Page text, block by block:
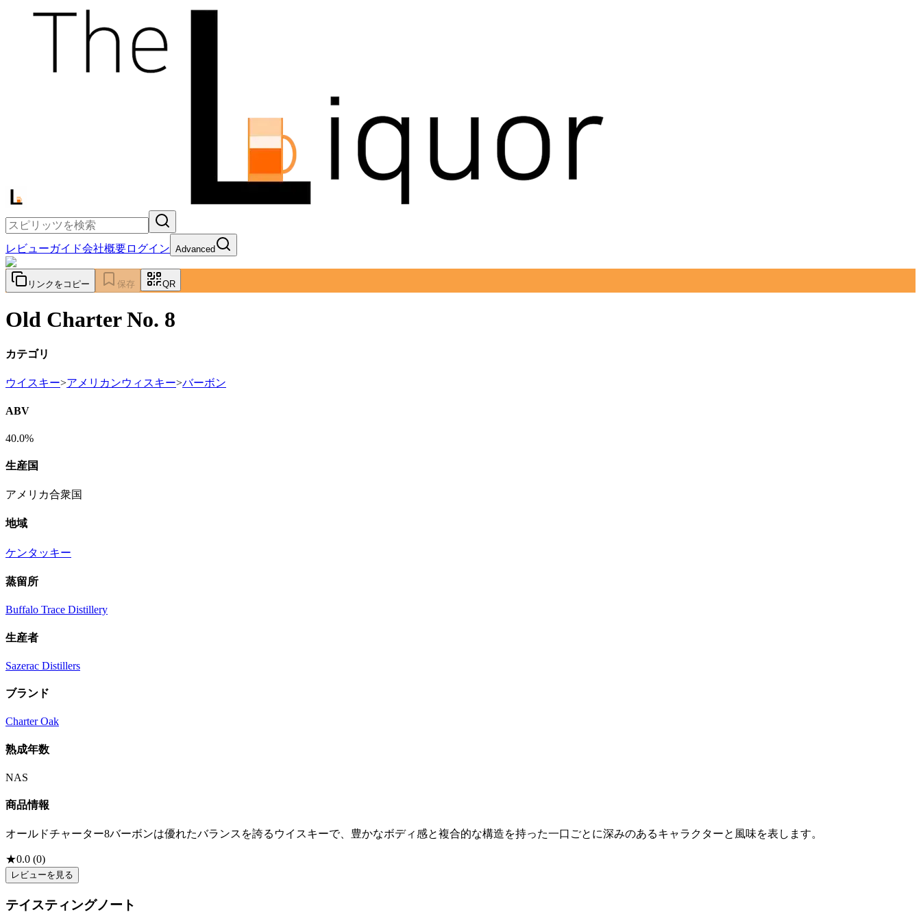
レビューガイド会社概要ログイン Advanced
リンクをコピー 保存 QR
Old Charter No. 8
カテゴリ
ウイスキー>アメリカンウィスキー>バーボン
ABV
40.0%
生産国
アメリカ合衆国
地域
ケンタッキー
蒸留所
Buffalo Trace Distillery
生産者
Sazerac Distillers
ブランド
Charter Oak
熟成年数
NAS
商品情報
オールドチャーター8バーボンは優れたバランスを誇るウイスキーで、豊かなボディ感と複合的な構造を持った一口ごとに深みのあるキャラクターと風味を表します。
★0.0 (0)
レビューを見る
テイスティングノート